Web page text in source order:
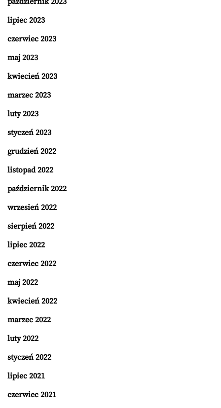
lipiec 2023
czerwiec 2023
maj 2023
kwiecień 2023
marzec 2023
luty 2023
styczeń 2023
grudzień 2022
listopad 2022
październik 2022
wrzesień 2022
sierpień 2022
lipiec 2022
czerwiec 2022
maj 2022
kwiecień 2022
marzec 2022
luty 2022
styczeń 2022
lipiec 2021
czerwiec 2021